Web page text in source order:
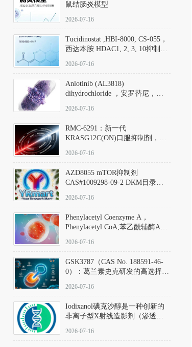
鼠结肠炎模型
2026-07-16
Tucidinostat ,HBI-8000, CS-055，
西达本胺 HDAC1, 2, 3, 10抑制剂
D808567) - DKM活性分子
2026-07-16
Anlotinib (AL3818)
dihydrochloride ，安罗替尼，
Hydrochloride实验方法步骤SOP
2026-07-16
RMC-6291：新一代
KRASG12C(ON)口服抑制剂，
(Elironrasib)CAS#2641998-63-0
2026-07-16
AZD8055 mTOR抑制剂
CAS#1009298-09-2 DKM目录号
激酶抑制剂的深度剖析
2026-07-16
Phenylacetyl Coenzyme A，
Phenylacetyl CoA;苯乙酰辅酶A
2026-07-16
GSK3787（CAS No. 188591-46-
0）：葛兰素史克研发的高选择
抗剂，被广泛视为研究PPARδ核
受体生理功能、信号通路验证及
靶点药理机制的金标准化学探
针。
2026-07-16
Iodixanol碘克沙醇是一种创新的
非离子型X射线造影剂（渗透压
在血管内给药时与血浆等渗的临
2026-07-16